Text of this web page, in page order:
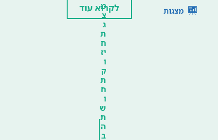
מצגות
מ
צ
ג
ת
ח
יז
ו
ק
ת
ח
ו
ש
ת
ה
ב
לקרוא עוד